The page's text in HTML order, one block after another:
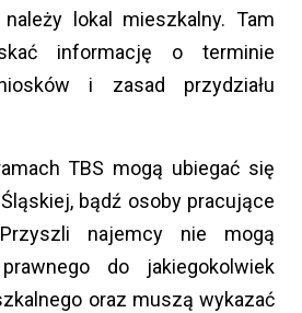
lokal mieszkalny. Tam
informację o terminie
i zasad przydziału
TBS mogą ubiegać się
bądź osoby pracujące
najemcy nie mogą
do jakiegokolwiek
oraz muszą wykazać